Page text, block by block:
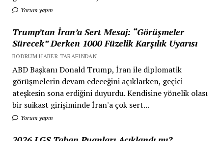
Yorum yapın
Trump’tan İran’a Sert Mesaj: “Görüşmeler
Sürecek” Derken 1000 Füzelik Karşılık Uyarısı
BODRUM HABER TARAFINDAN
ABD Başkanı Donald Trump, İran ile diplomatik
görüşmelerin devam edeceğini açıklarken, geçici
ateşkesin sona erdiğini duyurdu. Kendisine yönelik olası
bir suikast girişiminde İran'a çok sert...
Yorum yapın